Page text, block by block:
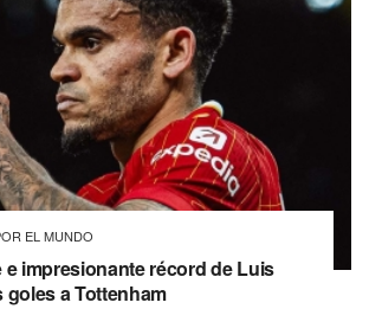
EL MUNDO
e impresionante récord de Luis
goles a Tottenham